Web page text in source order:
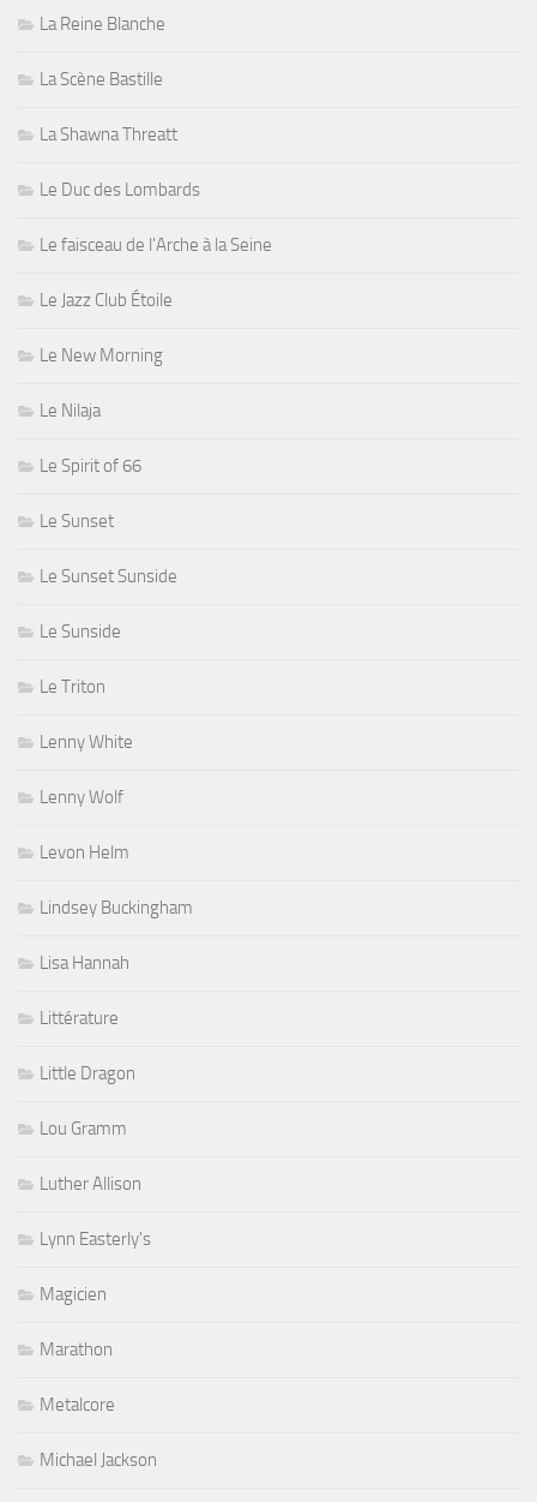
La Reine Blanche
La Scène Bastille
La Shawna Threatt
Le Duc des Lombards
Le faisceau de l'Arche à la Seine
Le Jazz Club Étoile
Le New Morning
Le Nilaja
Le Spirit of 66
Le Sunset
Le Sunset Sunside
Le Sunside
Le Triton
Lenny White
Lenny Wolf
Levon Helm
Lindsey Buckingham
Lisa Hannah
Littérature
Little Dragon
Lou Gramm
Luther Allison
Lynn Easterly's
Magicien
Marathon
Metalcore
Michael Jackson